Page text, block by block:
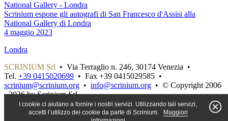
I cookie ci aiutano a fornire i nostri servizi. Utilizzando tali servizi,
accetti l’utilizzo dei cookie da parte di Scrinium.
Maggiori
National Gallery - Londra
Scrinium espone gli autografi di San Francesco d'Assisi alla
National Gallery di Londra
4 maggio 2023
Londra
SCRINIUM Srl • Via Terraglio n. 246, 30174 Venezia •
Tel. +39 0415020699 • Fax +39 0415029585 •
scrinium@scrinium.org • info@scrinium.org • © Copyright 2006
- 2026 by Scrinium Srl
P.Iva, C.F. e Registro Imprese di Venezia n. 03880800275 - REA n.
VE346483 • Capitale sociale: € 425.495,00 interamente versato •